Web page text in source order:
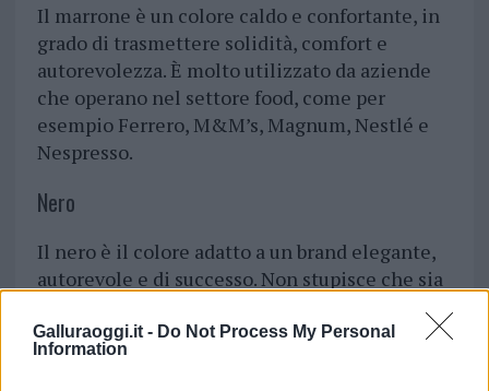
Galluraoggi.it - Do Not Process My Personal
Information
Il marrone è un colore caldo e confortante, in
grado di trasmettere solidità, comfort e
autorevolezza. È molto utilizzato da aziende
che operano nel settore food, come per
esempio Ferrero, M&M’s, Magnum, Nestlé e
Nespresso.
Nero
Il nero è il colore adatto a un brand elegante,
autorevole e di successo. Non stupisce che sia
di lusso, da Prada, Gucci e Valentino a Chanel,
Louis Vuitton e Yves Saint Laurent. È il colore